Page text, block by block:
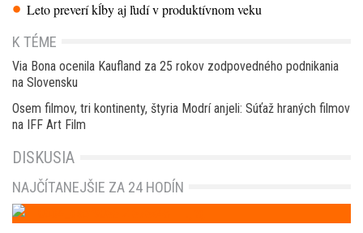
Leto preverí kĺby aj ľudí v produktívnom veku
K TÉME
Via Bona ocenila Kaufland za 25 rokov zodpovedného podnikania
na Slovensku
Osem filmov, tri kontinenty, štyria Modrí anjeli: Súťaž hraných filmov
na IFF Art Film
DISKUSIA
NAJČÍTANEJŠIE ZA 24 HODÍN